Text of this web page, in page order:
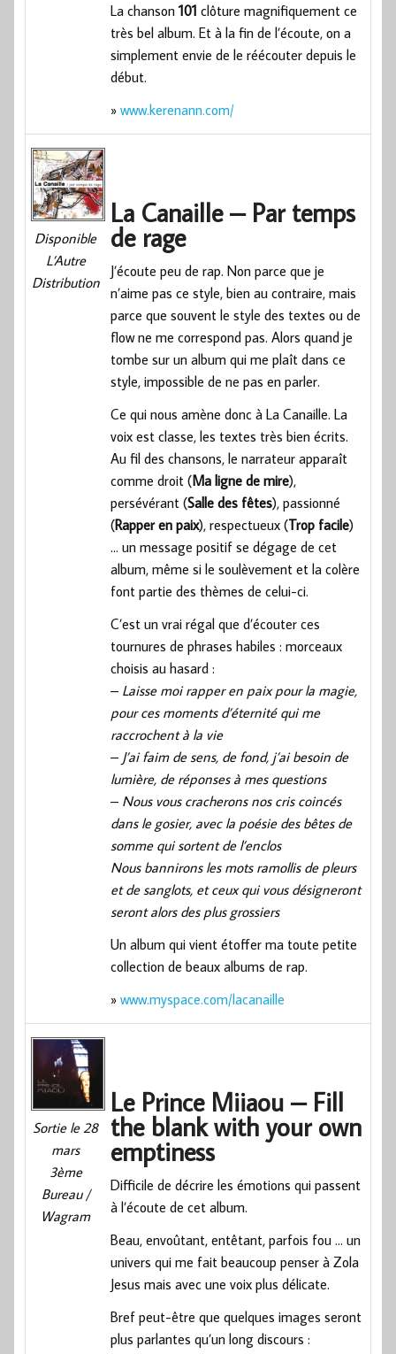
La chanson101clôture magnifiquement ce
très bel album. Et à la fin de l’écoute, on a
simplement envie de le réécouter depuis le
début.
»www.kerenann.com/
Disponible
L’Autre
Distribution
La Canaille – Par temps
de rage
J’écoute peu de rap. Non parce que je
n’aime pas ce style, bien au contraire, mais
parce que souvent le style des textes ou de
flow ne me correspond pas. Alors quand je
tombe sur un album qui me plaît dans ce
style, impossible de ne pas en parler.
Ce qui nous amène donc à La Canaille. La
voix est classe, les textes très bien écrits.
Au fil des chansons, le narrateur apparaît
comme droit (Ma ligne de mire),
persévérant (Salle des fêtes), passionné
(Rapper en paix), respectueux (Trop facile)
… un message positif se dégage de cet
album, même si le soulèvement et la colère
font partie des thèmes de celui-ci.
C’est un vrai régal que d’écouter ces
tournures de phrases habiles : morceaux
choisis au hasard :
– Laisse moi rapper en paix pour la magie,
pour ces moments d’éternité qui me
raccrochent à la vie
– J’ai faim de sens, de fond, j’ai besoin de
lumière, de réponses à mes questions
– Nous vous cracherons nos cris coincés
dans le gosier, avec la poésie des bêtes de
somme qui sortent de l’enclos
Nous bannirons les mots ramollis de pleurs
et de sanglots, et ceux qui vous désigneront
seront alors des plus grossiers
Un album qui vient étoffer ma toute petite
collection de beaux albums de rap.
»www.myspace.com/lacanaille
Sortie le 28
mars
3ème
Bureau /
Wagram
Le Prince Miiaou – Fill
the blank with your own
emptiness
Difficile de décrire les émotions qui passent
à l’écoute de cet album.
Beau, envoûtant, entêtant, parfois fou … un
univers qui me fait beaucoup penser à Zola
Jesus mais avec une voix plus délicate.
Bref peut-être que quelques images seront
plus parlantes qu’un long discours :